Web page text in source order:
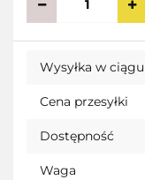
Wysyłka w ciągu
Cena przesyłki
Dostępność
Waga